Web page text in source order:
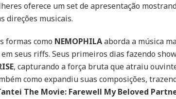
oferece um set de apresentação
direções musicais.
formas como NEMOPHILAaborda a música
seus riffs. Seus primeiros dias fazendo
, capturando a força bruta que atraiu
como expandiu suas composições,
The Movie: Farewell My Beloved